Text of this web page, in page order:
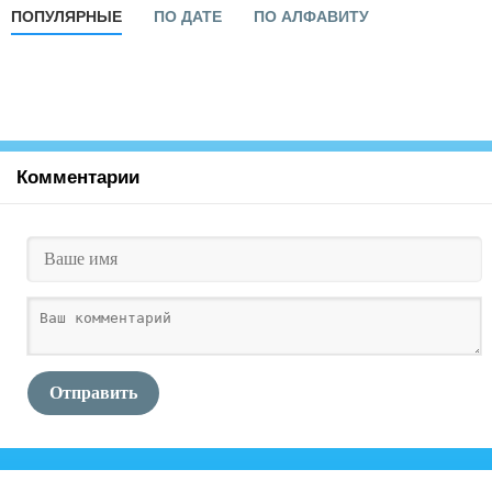
ПОПУЛЯРНЫЕ ПО ДАТЕ ПО АЛФАВИТУ
Комментарии
Отправить